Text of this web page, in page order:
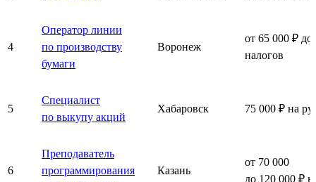
4
Оператор линии
по производству
бумаги
Воронеж
от 65 000 ₽ до
налогов
5
Специалист
по выкупу акций
Хабаровск 75 000 ₽ на
6
Преподаватель
программирования
Казань
от 70 000
до 120 000 ₽